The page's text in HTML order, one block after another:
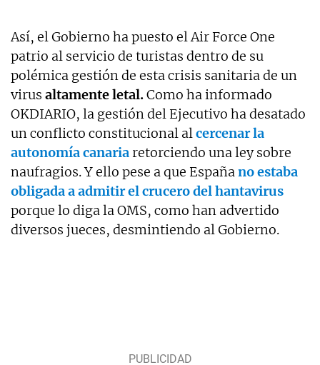
Así, el Gobierno ha puesto el Air Force One
patrio al servicio de turistas dentro de su
polémica gestión de esta crisis sanitaria de un
virus altamente letal.Como ha informado
OKDIARIO, la gestión del Ejecutivo ha desatado
un conflicto constitucional alcercenar la
autonomía canariaretorciendo una ley sobre
naufragios. Y ello pese a que Españano estaba
obligada a admitir el crucero del hantavirus
porque lo diga la OMS, como han advertido
diversos jueces, desmintiendo al Gobierno.